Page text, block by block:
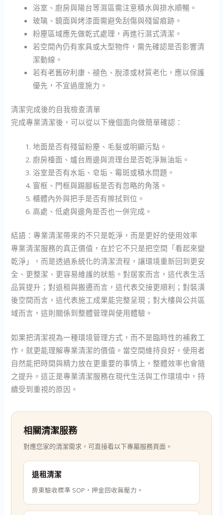
浴室、廚房與陽台等濕區需注意積水與排水順暢。
玻璃、鏡面與烤漆面需避免刮傷與殘留痕跡。
粉塵區域應先做乾式處理，再進行濕式清潔。
若空間內仍有家具或大型物件，需先確認是否影響清
潔動線。
若有老舊矽利康、褪色、脫漆或材質老化，應以保護
優先，不宜過度施力。
清潔完成後的自我檢查清單
完成專業清潔後，可以從以下幾個面向做簡單確認：
地面是否有殘留粉塵、毛髮或明顯污點。
廚房檯面、爐台周邊與流理台是否乾淨無油垢。
浴室是否有水垢、皂垢、霉斑或積水問題。
窗框、門框與踢腳板是否有忽略的角落。
櫃體內外與把手是否有擦拭到位。
高處、低處與邊角是否也一併完成。
結語：專業清潔帶來的不只是乾淨，而是更好的使用效率
專業清潔服務的真正價值，在於它不只是把空間「看起來變
乾淨」，而是透過系統化的清潔流程，讓環境重新回到更安
全、更整潔、更容易維護的狀態。對居家而言，這代表生活
品質提升；對退租與搬遷而言，這代表交接更順利；對裝潢
後空間而言，這代表施工成果能完整呈現；對大樓與公共區
域而言，這則關係到整體管理與使用體驗。
如果把清潔視為一種環境管理方式，而不是臨時性的補救工
作，就更能理解專業清潔的價值。當空間維持良好，使用者
自然能把時間與精力放在更重要的事情上，整體效率也會隨
之提升。這正是專業清潔服務在現代生活與工作環境中，持
續受到重視的原因。
相關清潔服務
對應您家的清潔需求，可直接看以下專屬服務頁面。
退租清潔
房東驗收標準 SOP，押金回收無壓力。